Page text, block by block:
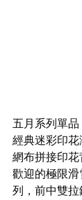
五月系列單
經典迷彩印
網布拼接印
歡迎的極限滑
列，前中雙